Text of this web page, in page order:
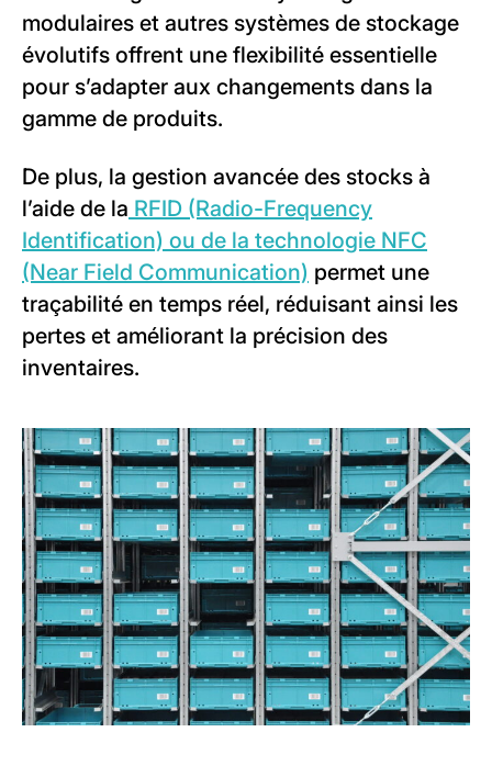
modulaires et autres systèmes de stockage
évolutifs offrent une flexibilité essentielle
pour s’adapter aux changements dans la
gamme de produits.
De plus, la gestion avancée des stocks à
l’aide de la RFID (Radio-Frequency
Identification) ou de la technologie NFC
(Near Field Communication) permet une
traçabilité en temps réel, réduisant ainsi les
pertes et améliorant la précision des
inventaires.